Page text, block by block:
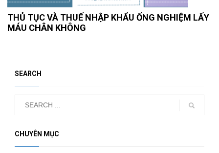
THỦ TỤC VÀ THUẾ NHẬP KHẨU ỐNG NGHIỆM LẤY
MÁU CHÂN KHÔNG
SEARCH
CHUYÊN MỤC